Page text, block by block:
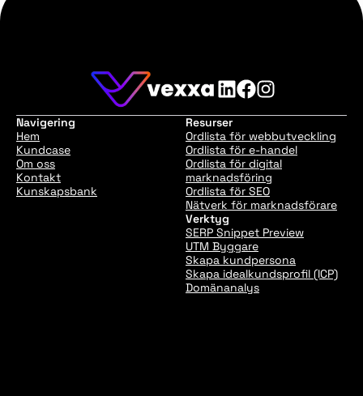
Navigering
Hem
Kundcase
Om oss
Kontakt
Kunskapsbank
Resurser
Ordlista för webbutveckling
Ordlista för e-handel
Ordlista för digital
marknadsföring
Ordlista för SEO
Nätverk för marknadsförare
Verktyg
SERP Snippet Preview
UTM Byggare
Skapa kundpersona
Skapa idealkundsprofil (ICP)
Domänanalys